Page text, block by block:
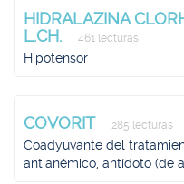
HIDRALAZINA
L.CH.
461 lecturas
Hipotensor
COVORIT 285 lecturas
Coadyuvante del
antianémico, antídoto (de